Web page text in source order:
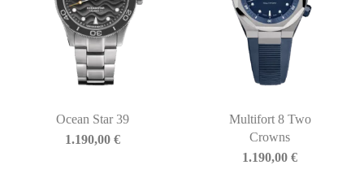
Ocean Star 39
1.190,00 €
Multifort 8 Two
Crowns
1.190,00€